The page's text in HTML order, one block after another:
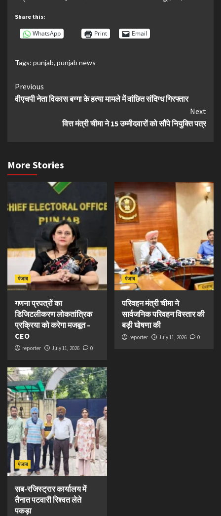
Share this:
WhatsApp Print Email
Tags: punjab, punjab news
Continue
Reading
Previous
वीएचपी नेता विकास बग्गा के हत्या मामले में वांछित संदिग्ध गिरफ्तार
Next
वित्त मंत्री चीमा ने 15 उम्मीदवारों को सौंपे नियुक्ति पत्र
More Stories
पंजाब
गणना प्रपत्रों का
डिजिटलीकरण लोकतांत्रिक
प्रक्रिया को करेगा मजबूत –
CEO
reporter July 11, 2026 0
पंजाब
परिवहन मंत्री चीमा ने
सार्वजनिक परिवहन विस्तार की
बड़ी घोषणा की
reporter July 11, 2026 0
पंजाब
सब-रजिस्ट्रार कार्यालय में
तैनात पटवारी रिश्वत लेते
पकड़ा